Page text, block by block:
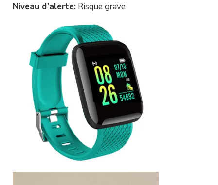
Niveau d’alerte: Risque grave